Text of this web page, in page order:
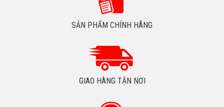
SẢN PHẨM CHÍNH HÃNG
GIAO HÀNG TẬN NƠI